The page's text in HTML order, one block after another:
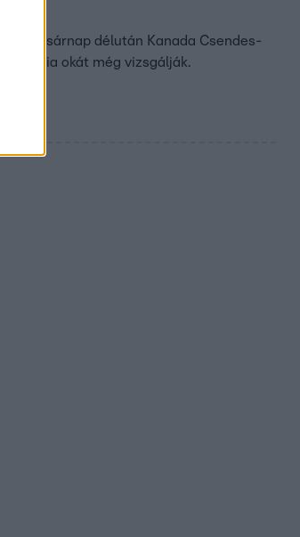
vasárnap délután Kanada Csendes-
okát még vizsgálják.